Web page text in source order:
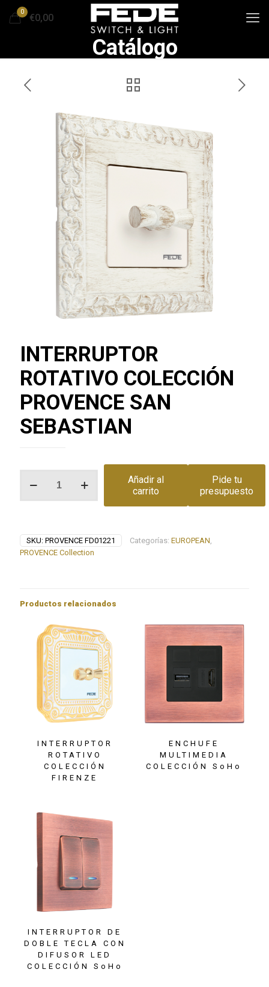
0
€0,00
Catálogo
INTERRUPTOR
ROTATIVO COLECCIÓN
PROVENCE SAN
SEBASTIAN
ROTATIVO
SEBASTIAN
cantidad
Añadir al
carrito
Pide tu
presupuesto
SKU: PROVENCE FD01221 Categorías: EUROPEAN,
PROVENCE Collection
Productos relacionados
INTERRUPTOR
ROTATIVO
COLECCIÓN
FIRENZE
ENCHUFE
MULTIMEDIA
COLECCIÓN SoHo
INTERRUPTOR DE
DOBLE TECLA CON
DIFUSOR LED
COLECCIÓN SoHo